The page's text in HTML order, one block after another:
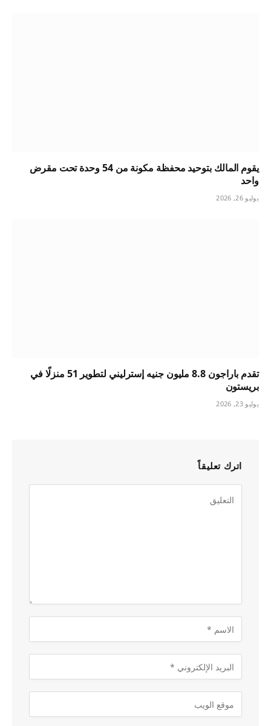
يقوم المالك بتوحيد محفظة مكونة من 54 وحدة تحت مقرض
واحد
يوليو 26, 2026
تقدم باراجون 8.8 مليون جنيه إسترليني لتطوير 51 منزلًا في
بريستون
يوليو 23, 2026
اترك تعليقاً